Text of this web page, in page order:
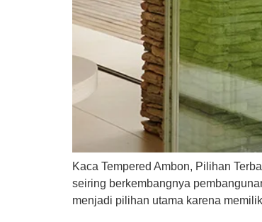
Kaca Tempered Ambon, Pilihan
seiring berkembangnya
menjadi pilihan utama karena